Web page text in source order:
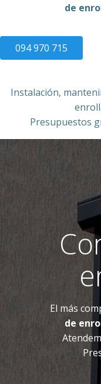
de
094 970 715
Instalación,
Presupuestos
El más
de